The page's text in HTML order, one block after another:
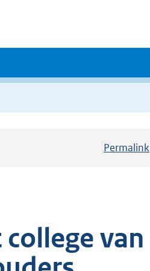
Permalink
van